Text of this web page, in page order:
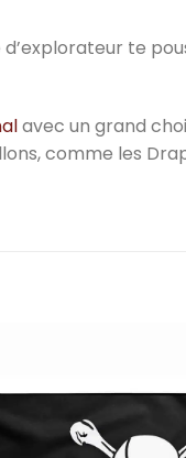
te
avec un grand
comme les